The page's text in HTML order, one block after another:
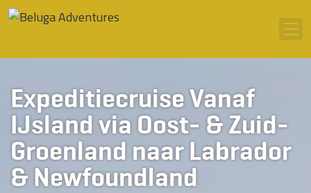
Ga naar inhoud
Expeditiecruise Vanaf
IJsland via Oost- & Zuid-
Groenland naar Labrador
& Newfoundland